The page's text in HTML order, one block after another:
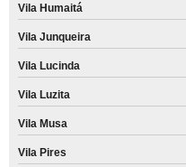
Vila Humaitá
Vila Junqueira
Vila Lucinda
Vila Luzita
Vila Musa
Vila Pires